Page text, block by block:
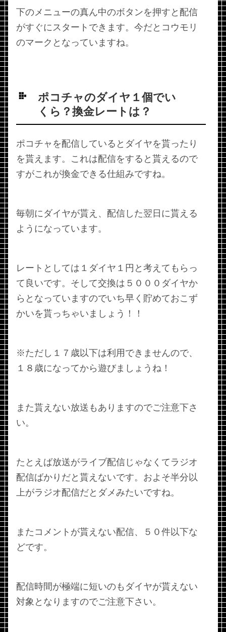
下のメニューの真ん中のボタンを押すと配信
がすぐにスタートできます。今だとコウモリ
のマークとなっていますね。
ポコチャのダイヤ１個でい
くら？換金レートは？
ポコチャを配信しているとダイヤを貰ったり
を貰えます。これは配信をすると貰えるので
すがこれが換金できる仕組みですね。
毎朝にダイヤが貰え、配信した翌日に貰える
ようになっています。
レートとしては１ダイヤ１円と考えてもらっ
て良いです。そして交換は５０００ダイヤか
らとなっていますのでいち早く貯めておこず
かいを貰っちゃいましょう！！
※ただし１７歳以下は利用できませんので、
１８歳になってから遊びましょうね！
また貰えない放送もありますのでご注意下さ
い。
たとえば放送がライブ配信じゃなくてラジオ
配信ばかりだと貰えないです。およそ半分以
上がラジオ配信だとダメみたいですね。
またコメントが貰えない配信、５０件以下な
どです。
配信時間が極端に短いのもダイヤが貰えない
対象となりますのでご注意下さい。